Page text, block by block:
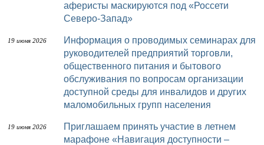
аферисты маскируются под «Россети
Северо-Запад»
19 июня 2026
Информация о проводимых семинарах для
руководителей предприятий торговли,
общественного питания и бытового
обслуживания по вопросам организации
доступной среды для инвалидов и других
маломобильных групп населения
19 июня 2026
Приглашаем принять участие в летнем
марафоне «Навигация доступности –